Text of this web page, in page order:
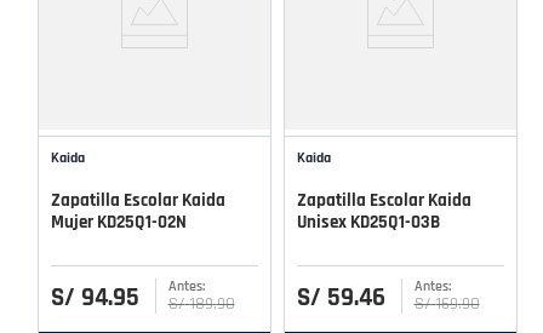
Kaida
Zapatilla Escolar Kaida
Mujer KD25Q1-02N
S/ 94.95 S/ 189.90
Kaida
Zapatilla Escolar Kaida
Unisex KD25Q1-03B
S/ 59.46 S/ 169.90